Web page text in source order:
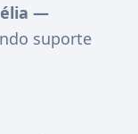
—
suporte